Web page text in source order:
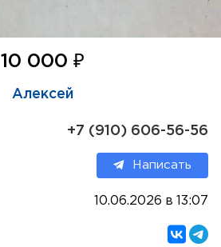
10 000 ₽
Алексей
+7 (910) 606-56-56
Написать
10.06.2026 в 13:07